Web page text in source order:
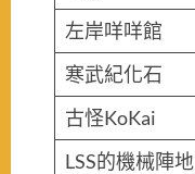
左岸咩咩館
寒武紀化石
古怪KoKai
LSS的機械陣地